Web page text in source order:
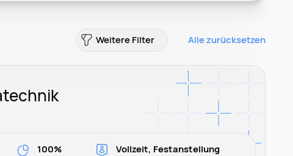
Weitere Filter Alle zurücksetzen
100% Vollzeit, Festanstellung